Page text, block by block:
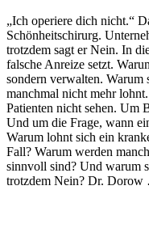
„Ich operiere dich nicht.“
Schönheitschirurg.
trotzdem sagt er Nein. In
falsche Anreize setzt.
sondern verwalten.
manchmal nicht mehr
Patienten nicht sehen. Um
Und um die Frage, wann
Warum lohnt sich ein
Fall? Warum werden
sinnvoll sind? Und warum
trotzdem Nein? Dr.